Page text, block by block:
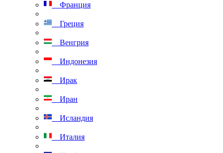
Франция
Греция
Венгрия
Индонезия
Ирак
Иран
Исландия
Италия